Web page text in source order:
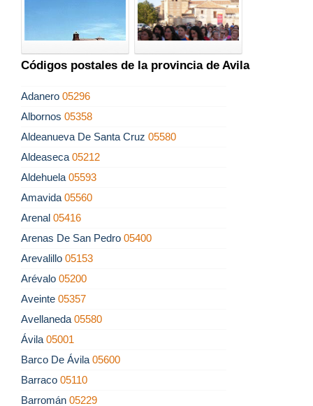
Códigos postales de la provincia de Avila
Adanero 05296
Albornos 05358
Aldeanueva De Santa Cruz 05580
Aldeaseca 05212
Aldehuela 05593
Amavida 05560
Arenal 05416
Arenas De San Pedro 05400
Arevalillo 05153
Arévalo 05200
Aveinte 05357
Avellaneda 05580
Ávila 05001
Barco De Ávila 05600
Barraco 05110
Barromán 05229